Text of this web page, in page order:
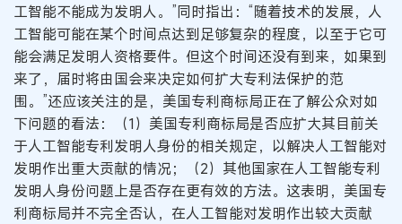
工智能不能成为发明人。”同时指出：“随着技术的发展，人
工智能可能在某个时间点达到足够复杂的程度，以至于它可
能会满足发明人资格要件。但这个时间还没有到来，如果到
来了，届时将由国会来决定如何扩大专利法保护的范
围。”还应该关注的是，美国专利商标局正在了解公众对如
下问题的看法：（1）美国专利商标局是否应扩大其目前关
于人工智能专利发明人身份的相关规定，以解决人工智能对
发明作出重大贡献的情况；（2）其他国家在人工智能专利
发明人身份问题上是否存在更有效的方法。这表明，美国专
利商标局并不完全否认，在人工智能对发明作出较大贡献